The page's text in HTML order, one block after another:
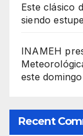
Este clásico
siendo
INAMEH
este
Recent